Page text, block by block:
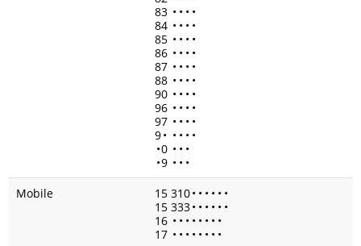
83 • • • •
84 • • • •
85 • • • •
86 • • • •
87 • • • •
88 • • • •
90 • • • •
96 • • • •
97 • • • •
9• • • • •
•0 • • •
•9 • • •
Mobile
15 310• • • • • •
15 333• • • • • •
16 • • • • • • • •
17 • • • • • • • •